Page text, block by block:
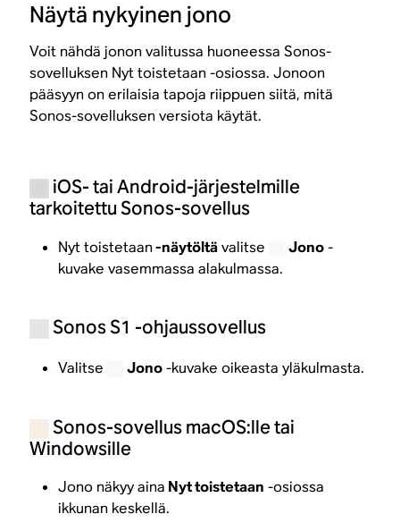
Näytä nykyinen jono
Voit nähdä jonon valitussa huoneessa Sonos-
sovelluksen Nyt toistetaan -osiossa. Jonoon
pääsyyn on erilaisia tapoja riippuen siitä, mitä
Sonos-sovelluksen versiota käytät.
iOS- tai Android-järjestelmille
tarkoitettu Sonos-sovellus
Nyt toistetaan-näytöltävalitse Jono-
kuvake vasemmassa alakulmassa.
Sonos S1 -ohjaussovellus
Valitse Jono-kuvake oikeasta yläkulmasta.
Sonos-sovellus macOS:lle tai
Windowsille
Jono näkyy aina Nyt toistetaan -osiossa
ikkunan keskellä.